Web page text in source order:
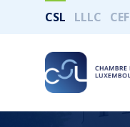
CSL LLLC